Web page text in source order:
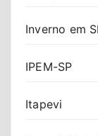
Inverno em
IPEM-SP
Itapevi